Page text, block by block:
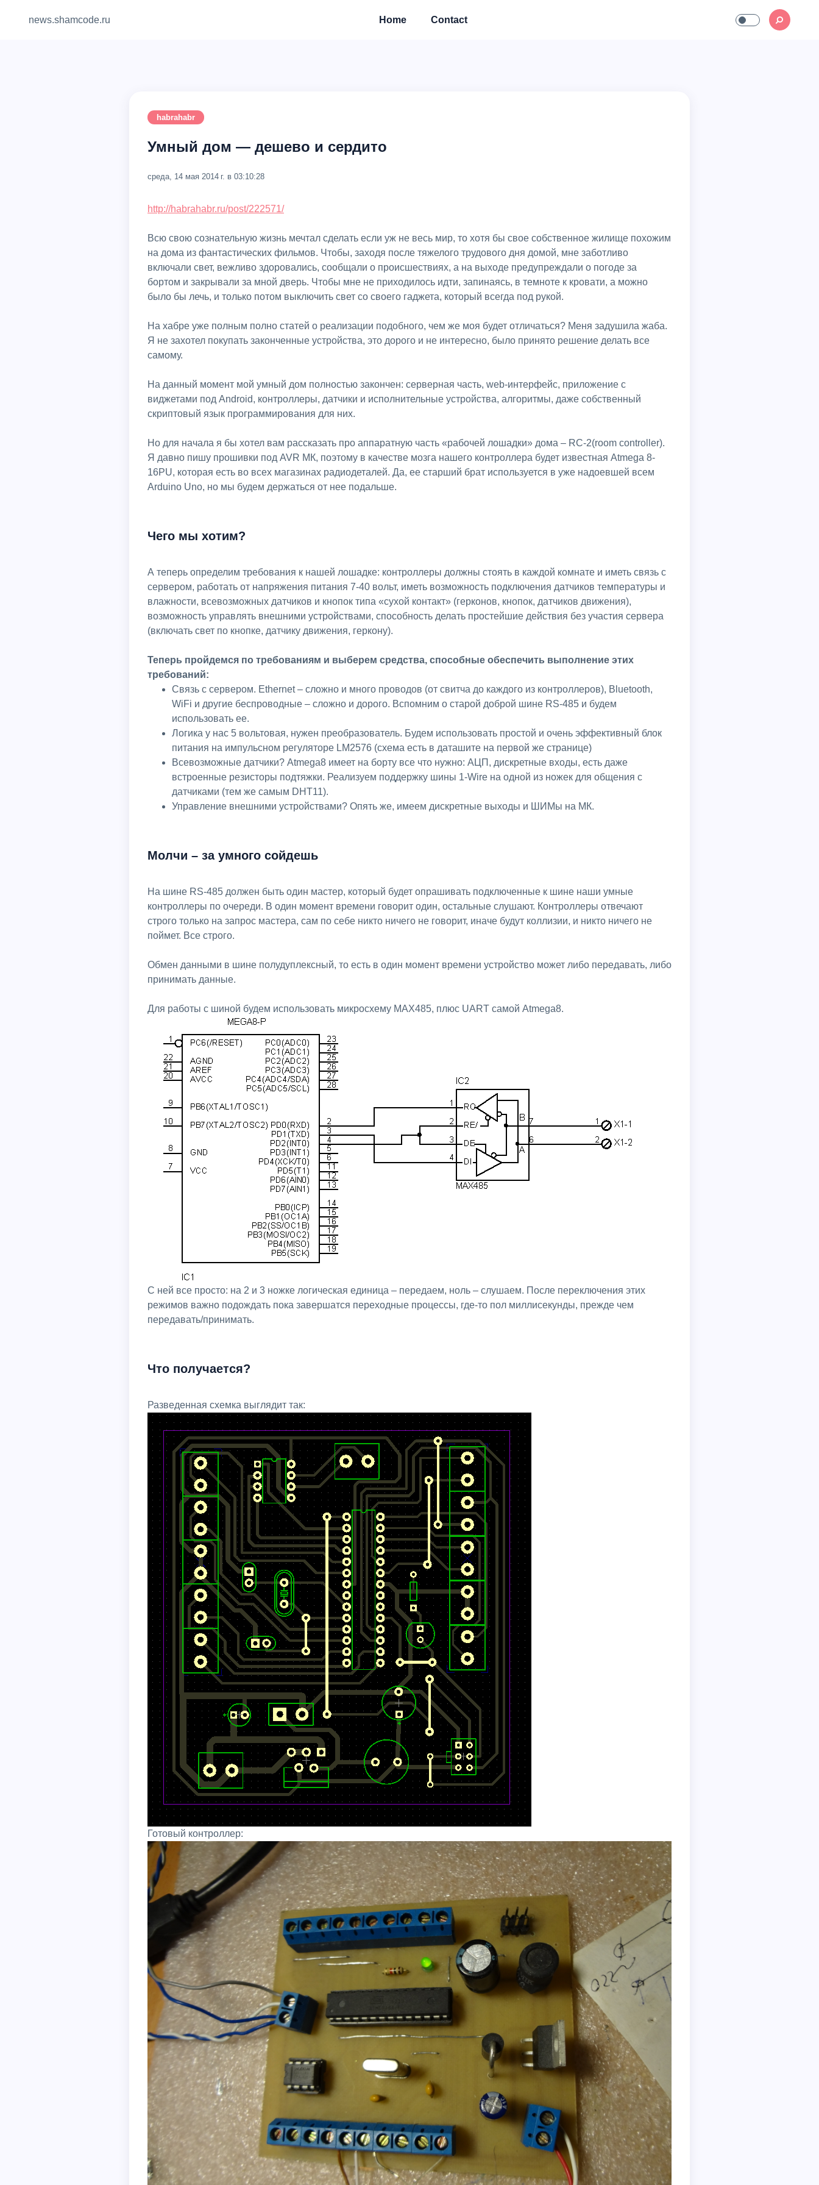
news.shamcode.ru Home Contact
habrahabr
Умный дом — дешево и сердито
среда, 14 мая 2014 г. в 03:10:28
http://habrahabr.ru/post/222571/
Всю свою сознательную жизнь мечтал сделать если уж не весь мир, то хотя бы свое собственное жилище похожим
на дома из фантастических фильмов. Чтобы, заходя после тяжелого трудового дня домой, мне заботливо
включали свет, вежливо здоровались, сообщали о происшествиях, а на выходе предупреждали о погоде за
бортом и закрывали за мной дверь. Чтобы мне не приходилось идти, запинаясь, в темноте к кровати, а можно
было бы лечь, и только потом выключить свет со своего гаджета, который всегда под рукой.
На хабре уже полным полно статей о реализации подобного, чем же моя будет отличаться? Меня задушила жаба.
Я не захотел покупать законченные устройства, это дорого и не интересно, было принято решение делать все
самому.
На данный момент мой умный дом полностью закончен: серверная часть, web-интерфейс, приложение с
виджетами под Android, контроллеры, датчики и исполнительные устройства, алгоритмы, даже собственный
скриптовый язык программирования для них.
Но для начала я бы хотел вам рассказать про аппаратную часть «рабочей лошадки» дома – RC-2(room controller).
Я давно пишу прошивки под AVR МК, поэтому в качестве мозга нашего контроллера будет известная Atmega 8-
16PU, которая есть во всех магазинах радиодеталей. Да, ее старший брат используется в уже надоевшей всем
Arduino Uno, но мы будем держаться от нее подальше.
Чего мы хотим?
А теперь определим требования к нашей лошадке: контроллеры должны стоять в каждой комнате и иметь связь с
сервером, работать от напряжения питания 7-40 вольт, иметь возможность подключения датчиков температуры и
влажности, всевозможных датчиков и кнопок типа «сухой контакт» (герконов, кнопок, датчиков движения),
возможность управлять внешними устройствами, способность делать простейшие действия без участия сервера
(включать свет по кнопке, датчику движения, геркону).
Теперь пройдемся по требованиям и выберем средства, способные обеспечить выполнение этих
требований:
Связь с сервером. Ethernet – сложно и много проводов (от свитча до каждого из контроллеров), Bluetooth,
WiFi и другие беспроводные – сложно и дорого. Вспомним о старой доброй шине RS-485 и будем
использовать ее.
Логика у нас 5 вольтовая, нужен преобразователь. Будем использовать простой и очень эффективный блок
питания на импульсном регуляторе LM2576 (схема есть в даташите на первой же странице)
Всевозможные датчики? Atmega8 имеет на борту все что нужно: АЦП, дискретные входы, есть даже
встроенные резисторы подтяжки. Реализуем поддержку шины 1-Wire на одной из ножек для общения с
датчиками (тем же самым DHT11).
Управление внешними устройствами? Опять же, имеем дискретные выходы и ШИМы на МК.
Молчи – за умного сойдешь
На шине RS-485 должен быть один мастер, который будет опрашивать подключенные к шине наши умные
контроллеры по очереди. В один момент времени говорит один, остальные слушают. Контроллеры отвечают
строго только на запрос мастера, сам по себе никто ничего не говорит, иначе будут коллизии, и никто ничего не
поймет. Все строго.
Обмен данными в шине полудуплексный, то есть в один момент времени устройство может либо передавать, либо
принимать данные.
Для работы с шиной будем использовать микросхему MAX485, плюс UART самой Atmega8.
С ней все просто: на 2 и 3 ножке логическая единица – передаем, ноль – слушаем. После переключения этих
режимов важно подождать пока завершатся переходные процессы, где-то пол миллисекунды, прежде чем
передавать/принимать.
Что получается?
Разведенная схемка выглядит так:
Готовый контроллер: